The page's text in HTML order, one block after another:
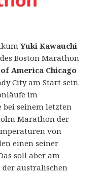
Yuki Kawauchi
Boston Marathon
America Chicago
City am Start sein.
im
seinem letzten
Marathon der
von
einen seiner
soll aber am
der australischen